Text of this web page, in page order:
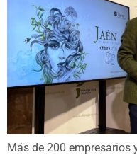
Más de 200 empresarios